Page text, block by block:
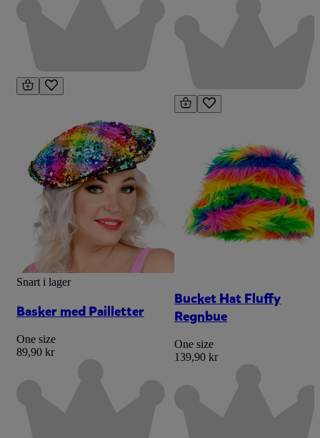
Snart i lager
Basker med Pailletter
One size
89,90 kr
Bucket Hat Fluffy
Regnbue
One size
139,90 kr